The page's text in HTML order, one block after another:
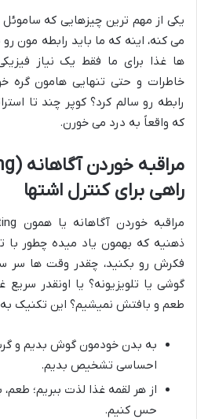
یکی از مهم ترین چیزهایی که
می کنه، اینه که ما باید رابطه مون
ها غذا برای ما فقط یک نیاز
خاطرات و حتی تنهایی هامون گره
رابطه رو سالم کرد؟ کوپر چند تا
که واقعاً به درد می خورن.
راهی برای کنترل اشتها
ذهنیه که بهمون یاد میده چطور
فکرش رو بکنید، چقدر وقت ها سر
گوشی یا تلویزیونه؟ یا اونقدر
طعم و بافتش نمیشیم؟ این تکنیک
به بدن خودمون گوش بدیم و
احساسی تشخیص بدیم.
از هر لقمه غذا لذت ببریم؛
حس کنیم.